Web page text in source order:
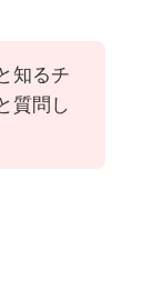
知るチ
質問し